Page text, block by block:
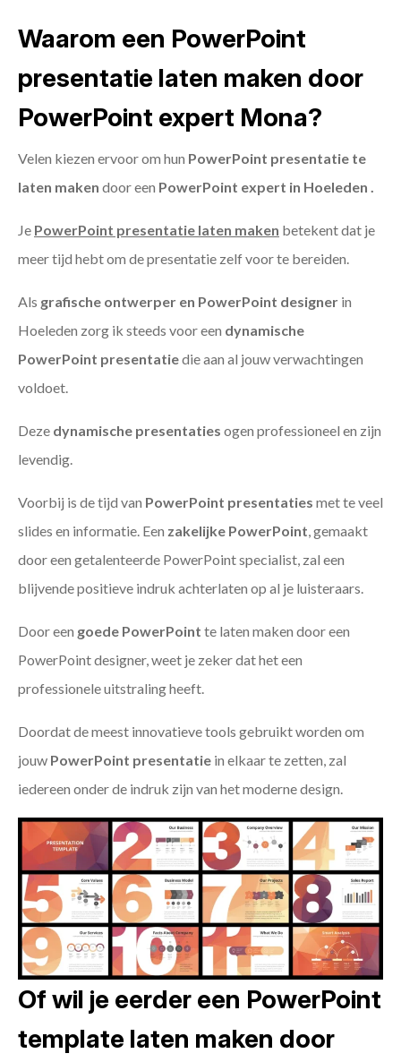
Waarom een PowerPoint
presentatie laten maken door
PowerPoint expert Mona?
Velen kiezen ervoor om hun PowerPoint presentatie te
laten maken door een PowerPoint expert in Hoeleden .
Je PowerPoint presentatie laten maken betekent dat je
meer tijd hebt om de presentatie zelf voor te bereiden.
Als grafische ontwerper en PowerPoint designer in
Hoeleden zorg ik steeds voor een dynamische
PowerPoint presentatiedie aan al jouw verwachtingen
voldoet.
Deze dynamische presentaties ogen professioneel en zijn
levendig.
Voorbij is de tijd van PowerPoint presentaties met te veel
slides en informatie. Een zakelijke PowerPoint, gemaakt
door een getalenteerde PowerPoint specialist, zal een
blijvende positieve indruk achterlaten op al je luisteraars.
Door een goede PowerPoint te laten maken door een
PowerPoint designer, weet je zeker dat het een
professionele uitstraling heeft.
Doordat de meest innovatieve tools gebruikt worden om
jouw PowerPoint presentatie in elkaar te zetten, zal
iedereen onder de indruk zijn van het moderne design.
Of wil je eerder een PowerPoint
template laten maken door